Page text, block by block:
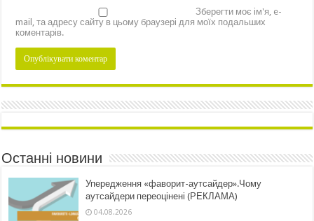
Зберегти моє ім'я, e-
mail, та адресу сайту в цьому браузері для моїх подальших
коментарів.
Останні новини
Упередження «фаворит-аутсайдер».Чому
аутсайдери переоцінені (РЕКЛАМА)
04.08.2026